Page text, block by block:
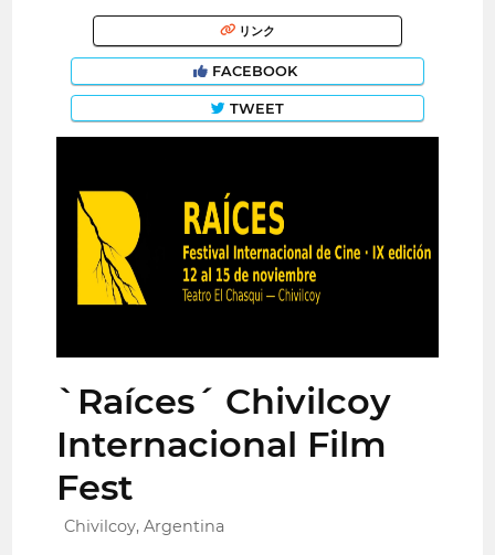
リンク
FACEBOOK
TWEET
`Raíces´ Chivilcoy
Internacional Film
Fest
Chivilcoy, Argentina